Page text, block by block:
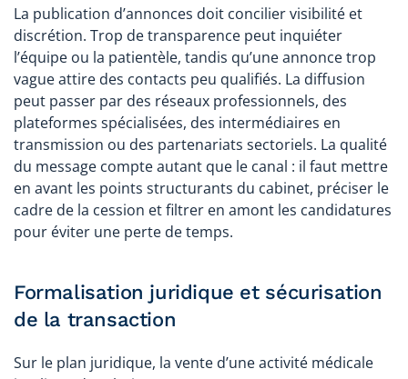
La publication d’annonces doit concilier visibilité et
discrétion. Trop de transparence peut inquiéter
l’équipe ou la patientèle, tandis qu’une annonce trop
vague attire des contacts peu qualifiés. La diffusion
peut passer par des réseaux professionnels, des
plateformes spécialisées, des intermédiaires en
transmission ou des partenariats sectoriels. La qualité
du message compte autant que le canal : il faut mettre
en avant les points structurants du cabinet, préciser le
cadre de la cession et filtrer en amont les candidatures
pour éviter une perte de temps.
Formalisation juridique et sécurisation
de la transaction
Sur le plan juridique, la vente d’une activité médicale